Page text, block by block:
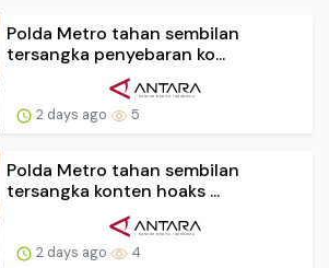
Polda Metro tahan sembilan
tersangka penyebaran ko...
2 days ago 5
Polda Metro tahan sembilan
tersangka konten hoaks ...
2 days ago 4